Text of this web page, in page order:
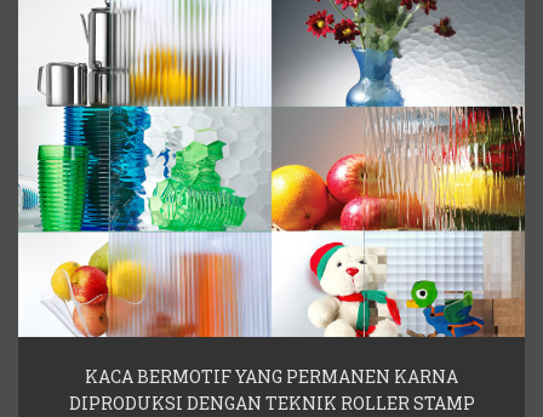
KACA BERMOTIF YANG PERMANEN KARNA
DIPRODUKSI DENGAN TEKNIK ROLLER STAMP